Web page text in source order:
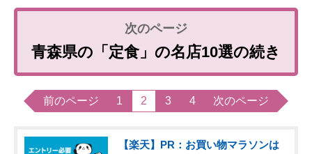
青森県の「定食」の名店10選の続き
前のページ 1 2 3 4 次のページ
【楽天】PR：お買い物マラソンは